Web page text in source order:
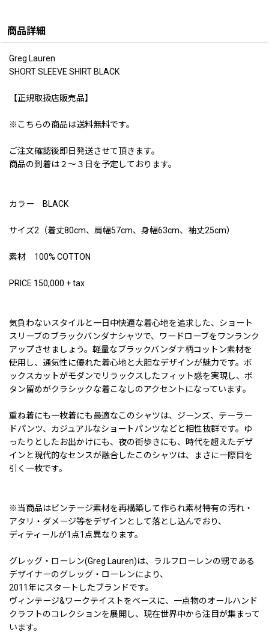
商品詳細
Greg Lauren
SHORT SLEEVE SHIRT BLACK
【正規取扱店販売品】
※こちらの商品は送料無料です。
ご注文確認後即日発送させて頂きます。
商品の到着は２〜３日を予定しております。
カラー BLACK
サイズ2（着丈80cm、肩幅57cm、身幅63cm、袖丈25cm）
素材 100% COTTON
PRICE 150,000 + tax
気負わないスタイルと一日中快適な着心地を追求した、ショート
スリーブのブラックバンダナシャツで、ワードローブをワンランク
アップさせましょう。軽量なブラックバンダナ柄コットン素材を
使用し、通気性に優れた着心地と大胆なデザインが魅力です。ボ
ックスカットがモダンでリラックスしたフィット感を実現し、ボ
タン留めがクラシックな着こなしのアクセントになっています。
重ね着にも一枚着にも最適なこのシャツは、ジーンズ、テーラー
ドパンツ、カジュアルなショートパンツなどと相性抜群です。ゆ
ったりとしたお出かけにも、夜の街歩きにも、時代を超えたデザ
インと現代的なセンスが融合したこのシャツは、まさに一際目を
引く一枚です。
※当商品はビンテージ素材を再構築して作られ素材特有の汚れ・
アタリ・ダメージ等をデザインとして落とし込んでおり、
ディティールが1点1点異なります。
グレッグ・ローレン(Greg Lauren)は、ラルフローレンの甥である
デザイナーのグレッグ・ローレンにより、
2011年にスタートしたブランドです。
ヴィンテージ&ワークテイストをベースに、一点物のオールハンド
クラフトのコレクションを展開し、現在世界中から注目が集まって
います。